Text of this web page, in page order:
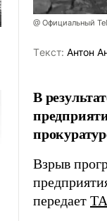
@ Официальный
Tекст: Антон
В
Взрыв
передает